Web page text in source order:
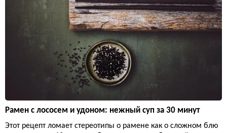
Рамен с лососем и удоном: нежный суп за 30 минут
Этот рецепт ломает стереотипы о рамене как о сложном блю